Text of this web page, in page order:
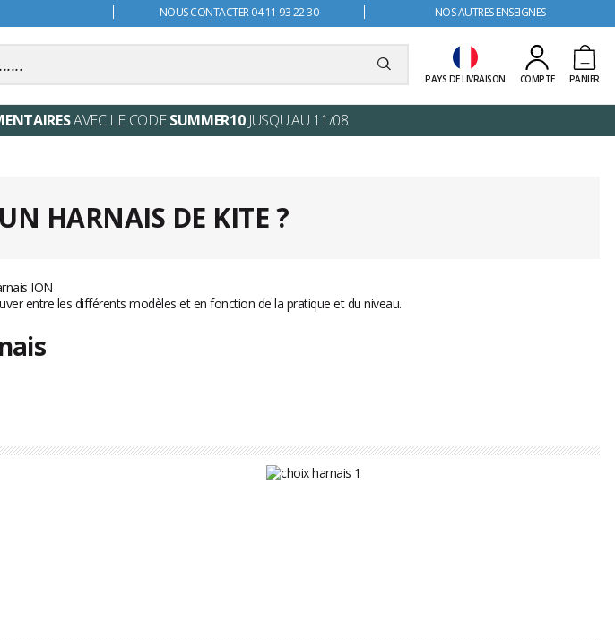
NOUS CONTACTER 04 11 93 22 30 NOS AUTRES ENSEIGNES
PAYS DE LIVRAISON COMPTE PANIER
AVEC LE CODESUMMER10JUSQU'AU 11/08
HARNAIS DE KITE ?
entre les différents modèles et en fonction de la pratique et du niveau.